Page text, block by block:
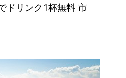
ドリンク1杯無料 市